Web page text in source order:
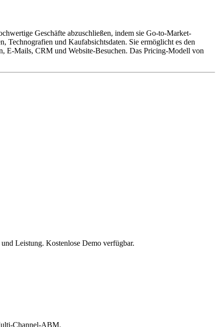
Geschäfte abzuschließen, indem sie Go-to-Market-
und Kaufabsichtsdaten. Sie ermöglicht es den
E-Mails, CRM und Website-Besuchen. Das Pricing-Modell von
Leistung. Kostenlose Demo verfügbar.
Channel-ABM.